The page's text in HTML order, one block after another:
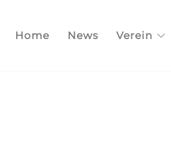
Home News Verein